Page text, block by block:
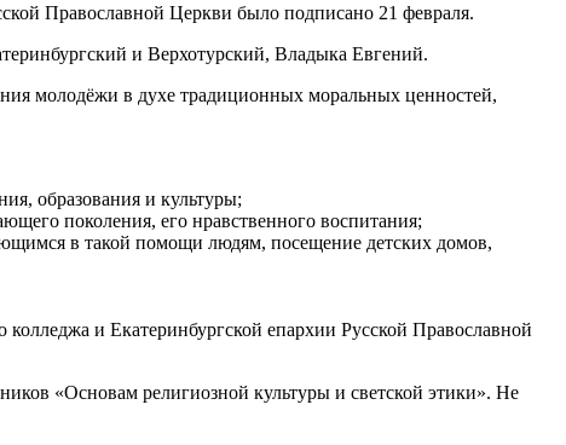
Православной Церкви было подписано 21 февраля.
и Верхотурский, Владыка Евгений.
молодёжи в духе традиционных моральных ценностей,
образования и культуры;
поколения, его нравственного воспитания;
в такой помощи людям, посещение детских домов,
и Екатеринбургской епархии Русской Православной
«Основам религиозной культуры и светской этики». Не